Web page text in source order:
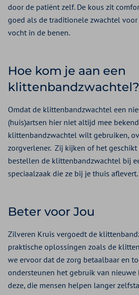
door de patiënt zelf. De kous zit
goed als de traditionele zwachtel
vocht in de benen.
Hoe kom je aan een
klittenbandzwachtel?
Omdat de klittenbandzwachtel een
(huis)artsen hier niet altijd mee
klittenbandzwachtel wilt gebruiken,
zorgverlener. Zij kijken of het geschikt
bestellen de klittenbandzwachtel bij
speciaalzaak die ze bij je thuis aflevert.
Beter voor Jou
Zilveren Kruis vergoedt de
praktische oplossingen zoals de
we ervoor dat de zorg betaalbaar en
ondersteunen het gebruik van
deze, die mensen helpen langer